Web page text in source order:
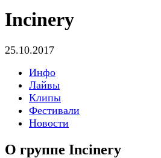
Incinery
25.10.2017
Инфо
Лайвы
Клипы
Фестивали
Новости
О группе Incinery